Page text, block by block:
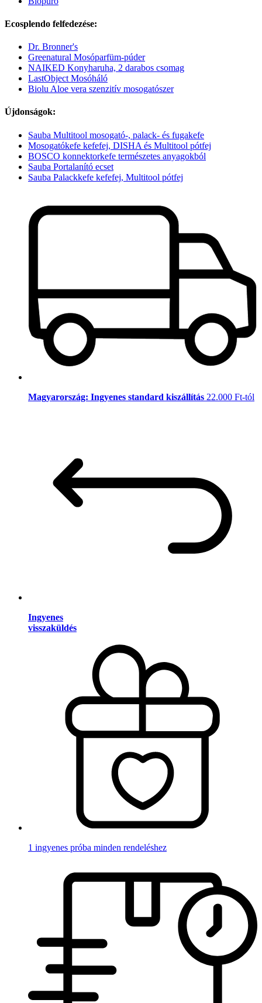
Ecosplendo felfedezése:
Dr. Bronner's
Greenatural Mosóparfüm-púder
NAIKED Konyharuha, 2 darabos csomag
LastObject Mosóháló
Biolu Aloe vera szenzitív mosogatószer
Újdonságok:
Sauba Multitool mosogató-, palack- és fugakefe
Mosogatókefe kefefej, DISHA és Multitool pótfej
BOSCO konnektorkefe természetes anyagokból
Sauba Portalanító ecset
Sauba Palackkefe kefefej, Multitool pótfej
Magyarország: Ingyenes standard kiszállítás 22.000 Ft-tól
Ingyenes
visszaküldés
1 ingyenes próba minden rendeléshez